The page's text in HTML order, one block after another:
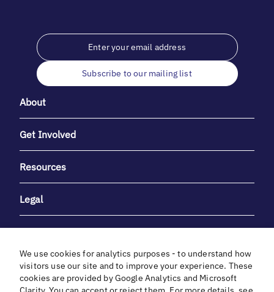
Subscribe to our mailing list
About
Get Involved
Resources
Legal
With heartfelt gratitude to Debbie & Elliot Gibber for their
We use cookies for analytics purposes - to understand how
visitors use our site and to improve your experience. These
cookies are provided by Google Analytics and Microsoft